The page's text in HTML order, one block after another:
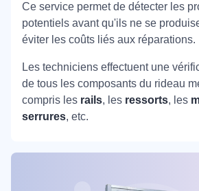
Ce service permet de détecter les
potentiels avant qu'ils ne se
éviter les coûts liés aux réparations.
Les techniciens effectuent une
de tous les composants du rideau
compris les rails, les ressorts, les
serrures, etc.